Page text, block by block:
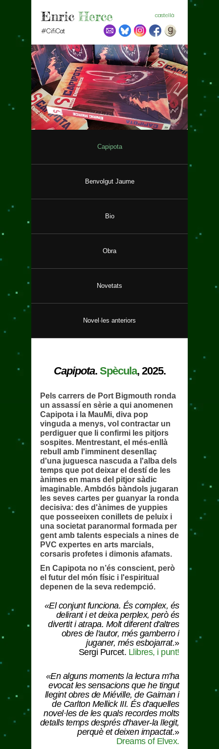
castellà
Enric Herce
#CifiCat
Capipota
Benvolgut Jaume
Bio
Obra
Novetats
Novel·les anteriors
Capipota. Spècula, 2025.
Pels carrers de Port Bigmouth ronda
un assassí en sèrie a qui anomenen
Capipota i la MauMi, diva pop
vinguda a menys, vol contractar un
perdiguer que li confirmi les pitjors
sospites. Mentrestant, el més-enllà
rebull amb l'imminent desenllaç
d'una juguesca nascuda a l'alba dels
temps que pot deixar el destí de les
ànimes en mans del pitjor sàdic
imaginable. Ambdós bàndols jugaran
les seves cartes per guanyar la ronda
decisiva: des d'ànimes de yuppies
que posseeixen conillets de peluix i
una societat paranormal formada per
gent amb talents especials a nines de
PVC expertes en arts marcials,
corsaris profetes i dimonis afamats.
En Capipota no n’és conscient, però
el futur del món físic i l'espiritual
depenen de la seva redempció.
«El conjunt funciona. És complex, és
delirant i et deixa perplex, però és
divertit i atrapa. Molt diferent d'altres
obres de l'autor, més gamberro i
juganer, més esbojarrat.»
Sergi Purcet. Llibres, i punt!
«En alguns moments la lectura m'ha
evocat les sensacions que he tingut
llegint obres de Miéville, de Gaiman i
de Carlton Mellick III. És d'aquelles
novel·les de les quals recordes molts
detalls temps després d'haver-la llegit,
perquè et deixen impactat.»
Dreams of Elvex.